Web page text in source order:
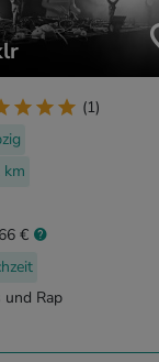
(1)
km
€
und Rap